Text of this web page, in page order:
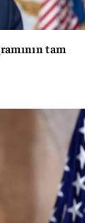
tam